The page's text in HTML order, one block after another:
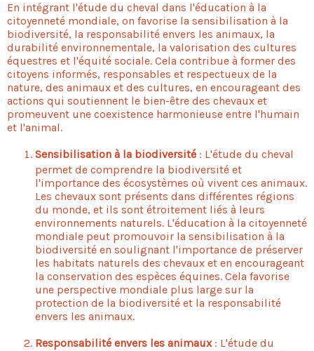
En intégrant l'étude du cheval dans l'éducation à la
citoyenneté mondiale, on favorise la sensibilisation à la
biodiversité, la responsabilité envers les animaux, la
durabilité environnementale, la valorisation des cultures
équestres et l'équité sociale. Cela contribue à former des
citoyens informés, responsables et respectueux de la
nature, des animaux et des cultures, en encourageant des
actions qui soutiennent le bien-être des chevaux et
promeuvent une coexistence harmonieuse entre l'humain
et l'animal.
Sensibilisation à la biodiversité : L'étude du cheval
permet de comprendre la biodiversité et
l'importance des écosystèmes où vivent ces animaux.
Les chevaux sont présents dans différentes régions
du monde, et ils sont étroitement liés à leurs
environnements naturels. L'éducation à la citoyenneté
mondiale peut promouvoir la sensibilisation à la
biodiversité en soulignant l'importance de préserver
les habitats naturels des chevaux et en encourageant
la conservation des espèces équines. Cela favorise
une perspective mondiale plus large sur la
protection de la biodiversité et la responsabilité
envers les animaux.
Responsabilité envers les animaux: L'étude du